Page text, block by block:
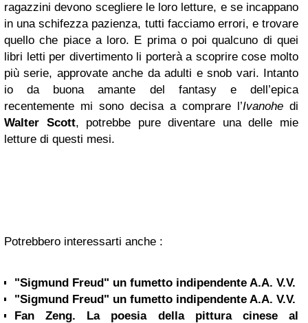
ragazzini devono scegliere le loro letture, e se incappano
in una schifezza pazienza, tutti facciamo errori, e trovare
quello che piace a loro. E prima o poi qualcuno di quei
libri letti per divertimento li porterà a scoprire cose molto
più serie, approvate anche da adulti e snob vari. Intanto
io da buona amante del fantasy e dell’epica
recentemente mi sono decisa a comprare l’Ivanohe di
Walter Scott, potrebbe pure diventare una delle mie
letture di questi mesi.
Potrebbero interessarti anche :
"Sigmund Freud" un fumetto indipendente A.A. V.V.
"Sigmund Freud" un fumetto indipendente A.A. V.V.
Fan Zeng. La poesia della pittura cinese al